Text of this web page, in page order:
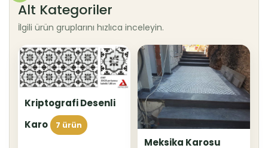
Alt Kategoriler
İlgili ürün gruplarını hızlıca inceleyin.
Kriptografi Desenli
Karo
7 ürün
Meksika Karosu